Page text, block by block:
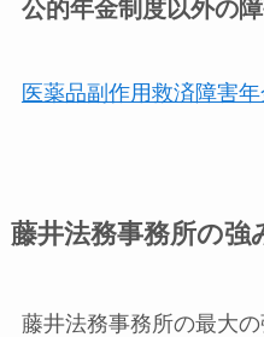
公的年金制度以外の
医薬品副作用救済障害
藤井法務事務所の強
藤井法務事務所の最大